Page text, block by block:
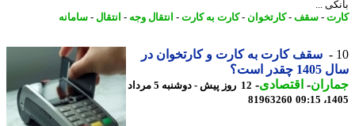
...
- سقف-کارتخوان- کارت به کارت- انتقال وجه -انتقال-سامانه
سقف کارت به کارت و کارتخوان در
است؟
- اقتصادی-
12 روز پیش - دوشنبه 5 مرداد
81963260